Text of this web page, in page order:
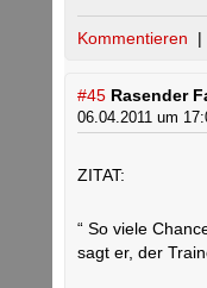
Kommentieren |
#45 Rasender
06.04.2011 um
ZITAT:
“ So viele
sagt er, der